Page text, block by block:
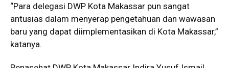
“Para delegasi DWP Kota Makassar pun sangat
antusias dalam menyerap pengetahuan dan wawasan
baru yang dapat diimplementasikan di Kota Makassar,”
katanya.